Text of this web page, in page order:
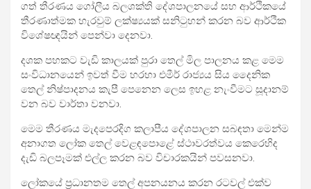
ගත් තීරණය ගෝලීය බලශක්ති දේශපාලනයේ සහ ආර්ථිකයේ
තීරණාත්මක හැරවුම් ලක්ෂ්‍යයක් සනිටුහන් කරන බව ආර්ථික
විශේෂඥයින් පෙන්වා දෙනවා.
දශක පහකට වැඩි කාලයක් පුරා තෙල් මිල පාලනය කළ මෙම
සංවිධානයෙන් ඉවත් වීම හරහා එමීර් රාජ්‍යය සිය දෛනික
තෙල් නිෂ්පාදනය කැපී පෙනෙන ලෙස ඉහළ නැංවීමට සූදානම්
වන බව වාර්තා වනවා.
මෙම තීරණය මැදපෙරදිග කලාපීය දේශපාලන සබඳතා මෙන්ම
අනාගත ලෝක තෙල් වෙළඳපොළේ ස්ථාවරත්වය කෙරෙහිද
දැඩි බලපෑමක් එල්ල කරන බව විචාරකයින් පවසනවා.
ලෝකයේ ප්‍රධානතම තෙල් අපනයනය කරන රටවල් එක්ව